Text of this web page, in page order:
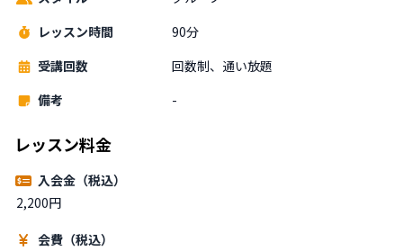
レッスン時間
90分
受講回数
回数制、通い放題
備考
-
レッスン料金
入会金（税込）
2,200円
会費（税込）